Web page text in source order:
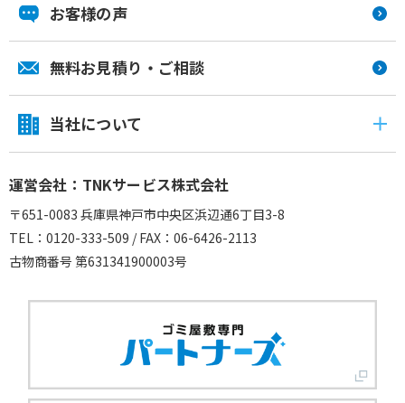
お客様の声
無料お見積り・ご相談
当社について
運営会社：TNKサービス株式会社
〒651-0083 兵庫県神戸市中央区浜辺通6丁目3-8
TEL：0120-333-509 / FAX：06-6426-2113
古物商番号 第631341900003号